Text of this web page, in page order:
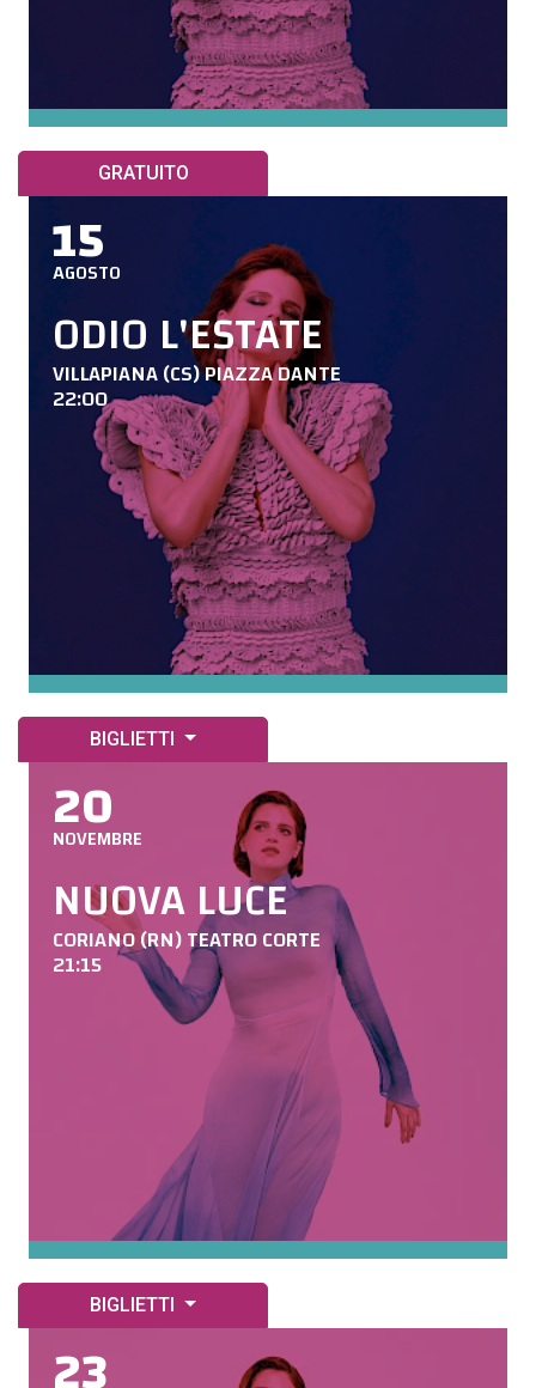
GRATUITO
15
AGOSTO
ODIO L'ESTATE
VILLAPIANA (CS) PIAZZA DANTE
22:00
BIGLIETTI
20
NOVEMBRE
NUOVA LUCE
CORIANO (RN) TEATRO CORTE
21:15
BIGLIETTI